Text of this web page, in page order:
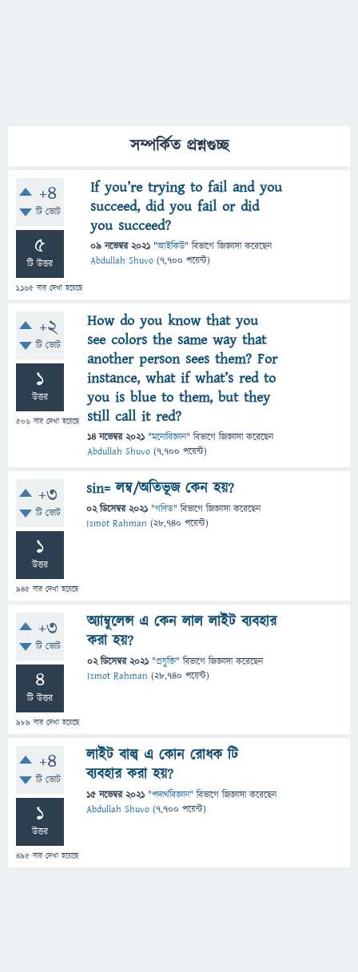
সম্পর্কিত প্রশ্নগুচ্ছ
+4
টি ভোট
5
টি উত্তর
1,165 বার দেখা হয়েছে
If you’re trying to fail and you
succeed, did you fail or did
you succeed?
09 নভেম্বর 2021 "আইকিউ" বিভাগে জিজ্ঞাসাকরেছেন
Abdullah Shuvo (7,700 পয়েন্ট)
+2
টি ভোট
1
উত্তর
506 বার দেখা হয়েছে
How do you know that you
see colors the same way that
another person sees them? For
instance, what if what’s red to
you is blue to them, but they
still call it red?
14 নভেম্বর 2021 "মনোবিজ্ঞান" বিভাগে জিজ্ঞাসাকরেছেন
Abdullah Shuvo (7,700 পয়েন্ট)
+3
টি ভোট
1
উত্তর
945 বার দেখা হয়েছে
sin= লম্ব/অতিভূজ কেন হয়?
02 ডিসেম্বর 2021 "গণিত" বিভাগে জিজ্ঞাসাকরেছেন
Ismot Rahman (28,740 পয়েন্ট)
+3
টি ভোট
4
টি উত্তর
989 বার দেখা হয়েছে
অ্যাম্বুলেন্স এ কেন লাল লাইট ব্যবহার
করা হয়?
02 ডিসেম্বর 2021 "প্রযুক্তি" বিভাগে জিজ্ঞাসাকরেছেন
Ismot Rahman (28,740 পয়েন্ট)
+4
টি ভোট
1
উত্তর
495 বার দেখা হয়েছে
লাইট বাল্ব এ কোন রোধক টি
ব্যবহার করা হয়?
15 নভেম্বর 2021 "পদার্থবিজ্ঞান" বিভাগে জিজ্ঞাসাকরেছেন
Abdullah Shuvo (7,700 পয়েন্ট)